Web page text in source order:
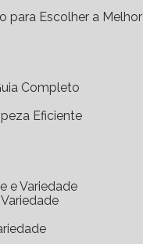
para Escolher a Melhor
Completo
Eficiente
e Variedade